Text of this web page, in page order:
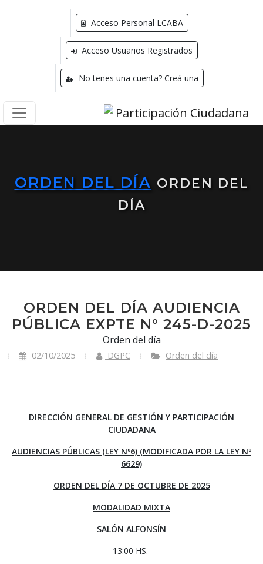
Acceso Personal LCABA
Acceso Usuarios Registrados
No tenes una cuenta? Creá una
ORDEN DEL DÍA ORDEN DEL
DÍA
ORDEN DEL DÍA AUDIENCIA
PÚBLICA EXPTE N° 245-D-2025
Orden del día
02/10/2025 DGPC Orden del día
DIRECCIÓN GENERAL DE GESTIÓN Y PARTICIPACIÓN
CIUDADANA
AUDIENCIAS PÚBLICAS (LEY Nº6) (MODIFICADA POR LA LEY Nº
6629)
ORDEN DEL DÍA 7 DE OCTUBRE DE 2025
MODALIDAD MIXTA
SALÓN ALFONSÍN
13:00 HS.